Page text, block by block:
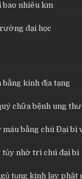
bao nhiêu km
đại học
bằng kinh địa tạng
chữa bệnh ung thư
bằng chú Đại bi
tủy nhờ trì chú đại bi
tụng kinh lạy phật